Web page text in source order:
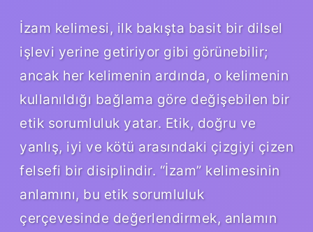
İzam kelimesi, ilk bakışta basit bir dilsel
işlevi yerine getiriyor gibi görünebilir;
ancak her kelimenin ardında, o kelimenin
kullanıldığı bağlama göre değişebilen bir
etik sorumluluk yatar. Etik, doğru ve
yanlış, iyi ve kötü arasındaki çizgiyi çizen
felsefi bir disiplindir. “İzam” kelimesinin
anlamını, bu etik sorumluluk
çerçevesinde değerlendirmek, anlamın